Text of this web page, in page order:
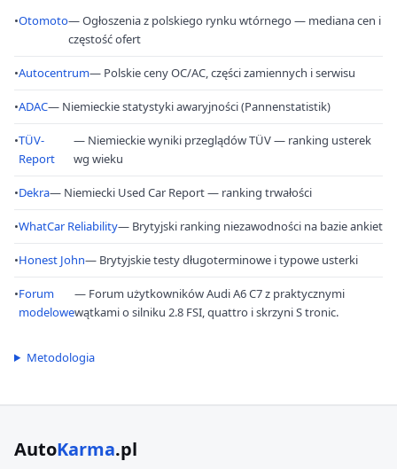
•Otomoto— Ogłoszenia z polskiego rynku wtórnego — mediana cen i
częstość ofert
•Autocentrum— Polskie ceny OC/AC, części zamiennych i serwisu
•ADAC— Niemieckie statystyki awaryjności (Pannenstatistik)
•TÜV-
Report
— Niemieckie wyniki przeglądów TÜV — ranking usterek
wg wieku
•Dekra— Niemiecki Used Car Report — ranking trwałości
•WhatCar Reliability— Brytyjski ranking niezawodności na bazie ankiet
•Honest John— Brytyjskie testy długoterminowe i typowe usterki
•Forum
modelowe
— Forum użytkowników Audi A6 C7 z praktycznymi
wątkami o silniku 2.8 FSI, quattro i skrzyni S tronic.
Metodologia
AutoKarma.pl